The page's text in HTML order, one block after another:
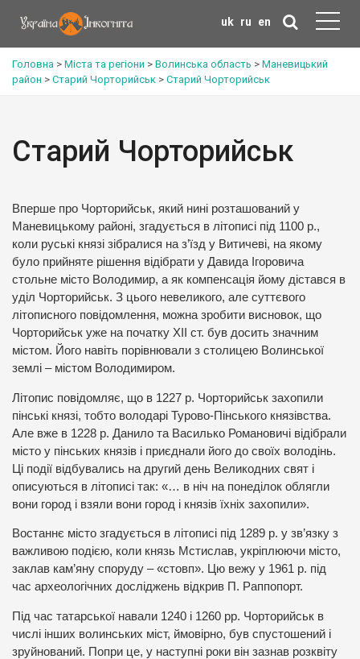
uk ru en
Головна > Міста та регіони > Волинська область > Маневицький
район > Старий Чорторийськ > Старий Чорторийськ
Старий Чорторийськ
Вперше про Чорторийськ, який нині розташований у
Маневицькому районі, згадується в літописі під 1100 р.,
коли руські князі зібралися на з’їзд у Витичеві, на якому
було прийняте рішення відібрати у Давида Ігоровича
стольне місто Володимир, а як компенсація йому дістався в
уділ Чорторийськ. З цього невеликого, але суттєвого
літописного повідомлення, можна зробити висновок, що
Чорторийськ уже на початку ХІІ ст. був досить значним
містом. Його навіть порівнювали з столицею Волинської
землі – містом Володимиром.
Літопис повідомляє, що в 1227 р. Чорторийськ захопили
пінські князі, тобто володарі Турово-Пінського князівства.
Але вже в 1228 р. Данило та Василько Романовичі відібрали
місто у пінських князів і приєднали його до своїх володінь.
Ці події відбувались на другий день Великодних свят і
описуються в літописі так: «… в ніч на понеділок облягли
вони город і взяли вони город і князів їхніх захопили».
Востаннє місто згадується в літописі під 1289 р. у зв’язку з
важливою подією, коли князь Мстислав, укріплюючи місто,
заклав кам’яну споруду – «стовп». Цю вежу у 1961 р. під
час археологічних досліджень відкрив П. Раппопорт.
Під час татарської навали 1240 і 1260 рр. Чорторийськ в
числі інших волинських міст, ймовірно, був спустошений і
зруйнований. Попри це, у наступні роки він зазнав розквіту